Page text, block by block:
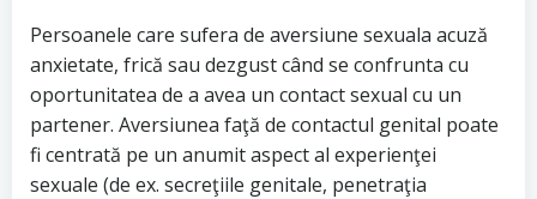
Persoanele care sufera de aversiune sexuala acuză
anxietate, frică sau dezgust când se confrunta cu
oportunitatea de a avea un contact sexual cu un
partener. Aversiunea faţă de contactul genital poate
fi centrată pe un anumit aspect al experienţei
sexuale (de ex. secreţiile genitale, penetraţia